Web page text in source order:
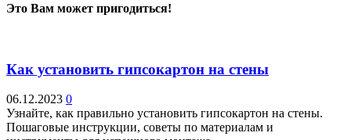
Это Вам может пригодиться!
Как установить гипсокартон на стены
06.12.2023 0
Узнайте, как правильно установить гипсокартон на стены.
Пошаговые инструкции, советы по материалам и